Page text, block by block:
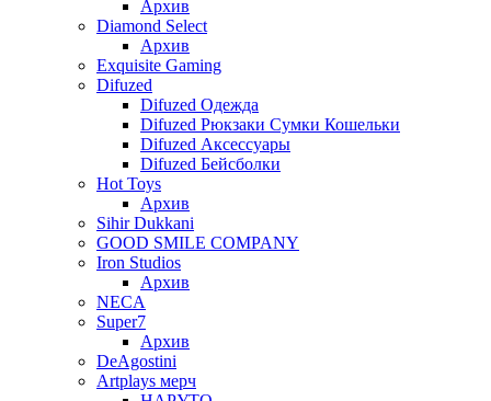
Архив
Diamond Select
Архив
Exquisite Gaming
Difuzed
Difuzed Одежда
Difuzed Рюкзаки Сумки Кошельки
Difuzed Аксессуары
Difuzed Бейсболки
Hot Toys
Архив
Sihir Dukkani
GOOD SMILE COMPANY
Iron Studios
Архив
NECA
Super7
Архив
DeAgostini
Artplays мерч